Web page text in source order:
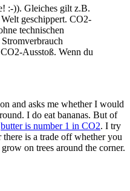
:-)). Gleiches gilt z.B.
geschippert. CO2-
technischen
Ausstoß. Wenn du
and asks me whether I would
I do eat bananas. But of
butter is number 1 in CO2. I try
is a trade off whether you
on trees around the corner.